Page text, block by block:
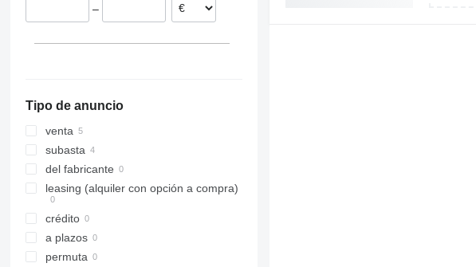
–
Tipo de anuncio
venta
subasta
del fabricante
leasing (alquiler con opción a compra)
crédito
a plazos
permuta